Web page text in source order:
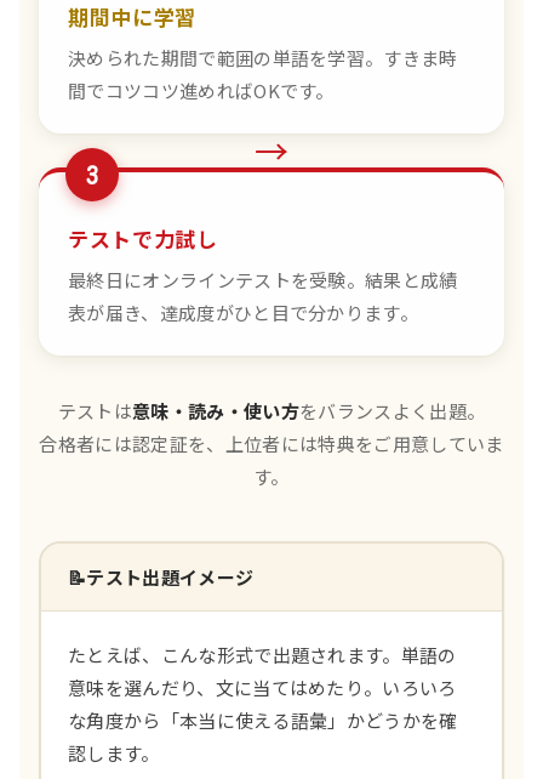
期間中に学習
決められた期間で範囲の単語を学習。すきま時
間でコツコツ進めればOKです。
→
3
テストで力試し
最終日にオンラインテストを受験。結果と成績
表が届き、達成度がひと目で分かります。
テストは意味・読み・使い方をバランスよく出題。
合格者には認定証を、上位者には特典をご用意していま
す。
📝テスト出題イメージ
たとえば、こんな形式で出題されます。単語の
意味を選んだり、文に当てはめたり。いろいろ
な角度から「本当に使える語彙」かどうかを確
認します。